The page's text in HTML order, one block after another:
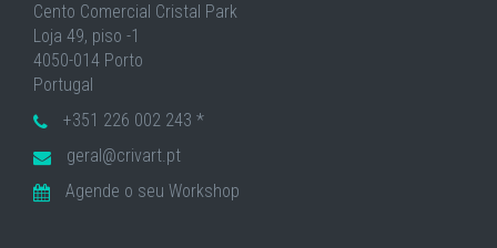
Cento Comercial Cristal Park
Loja 49, piso -1
4050-014 Porto
Portugal
+351 226 002 243 *
geral@crivart.pt
Agende o seu Workshop